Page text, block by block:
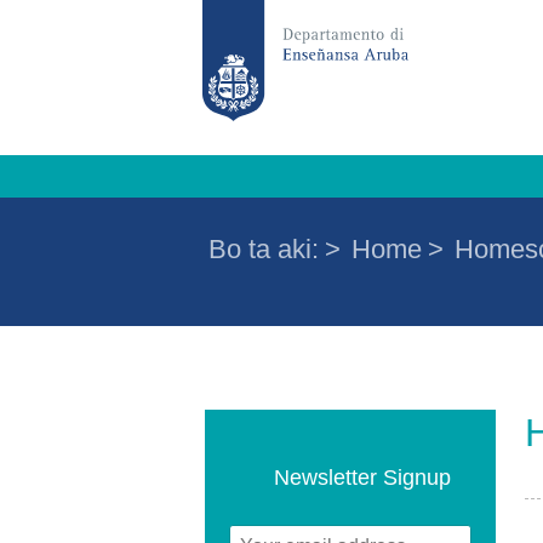
Bo ta aki: > Home >
Newsletter Signup